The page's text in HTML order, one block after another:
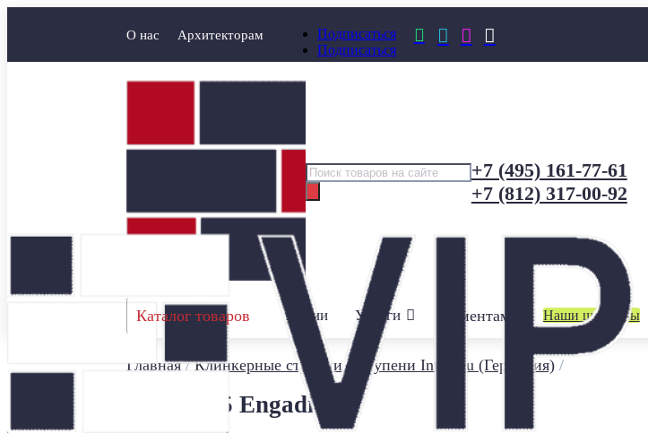
О нас Архитекторам
Подписаться
Подписаться
   
Поиск
товаров
+7 (495) 161-77-61
+7 (812) 317-00-92
Каталог товаров Акции Услуги Клиентам Наши шоурумы
Главная/Клинкерные ступени/ Ступени Interbau (Германия)/
Alpen 045 Engadin